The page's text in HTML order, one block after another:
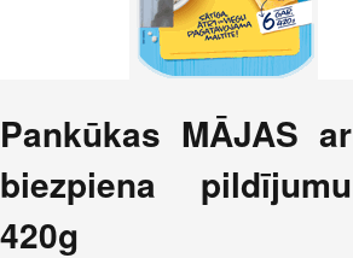
Pankūkas MĀJAS ar
biezpiena pildījumu
420g